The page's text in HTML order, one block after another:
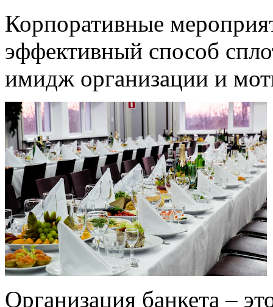
Корпоративные
эффективный способ
имидж организации и
Организация банкета –